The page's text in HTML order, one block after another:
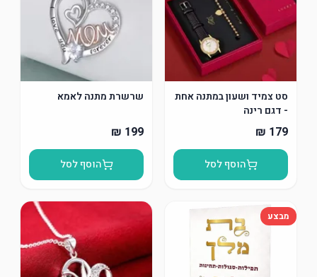
סט צמיד ושעון במתנה אחת
- דגם רינה
הוסף לסל
שרשרת מתנה לאמא
הוסף לסל
מבצע